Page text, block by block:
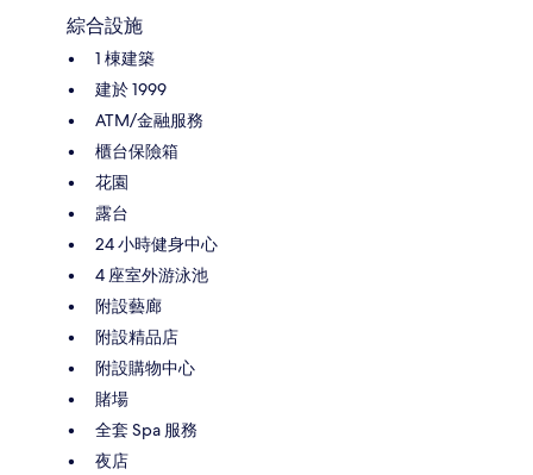
綜合設施
1 棟建築
建於 1999
ATM/金融服務
櫃台保險箱
花園
露台
24 小時健身中心
4 座室外游泳池
附設藝廊
附設精品店
附設購物中心
賭場
全套 Spa 服務
夜店